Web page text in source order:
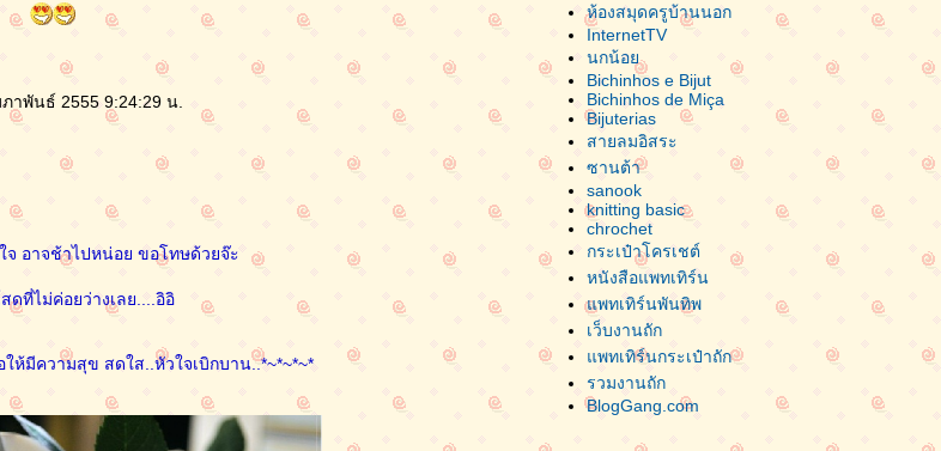
าพันธ์ 2555 9:24:29 น.
จ อาจช้าไปหน่อย ขอโทษด้วยจ๊ะ
ดที่ไม่ค่อยว่างเลย....อิอิ
ห้มีความสุข สดใส..หัวใจเบิกบาน..*~*~*~*
ห้องสมุดครูบ้านนอก
InternetTV
นกน้อ
Bichinhos e Bijut
Bichinhos de Miça
Bijuterias
สายลมอิสระ
ซานต้า
sanook
knitting basic
chrochet
กระเป๋าโครเชต์
หนังสือแพทเทิร์น
พทเทิร์นพันทิพ
เว็บงานถัก
พทเทิร์นกระเป๋าถัก
รวมงานถัก
BlogGang.com